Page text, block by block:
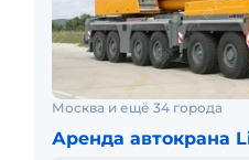
Москва и ещё 34 города
Аренда автокрана